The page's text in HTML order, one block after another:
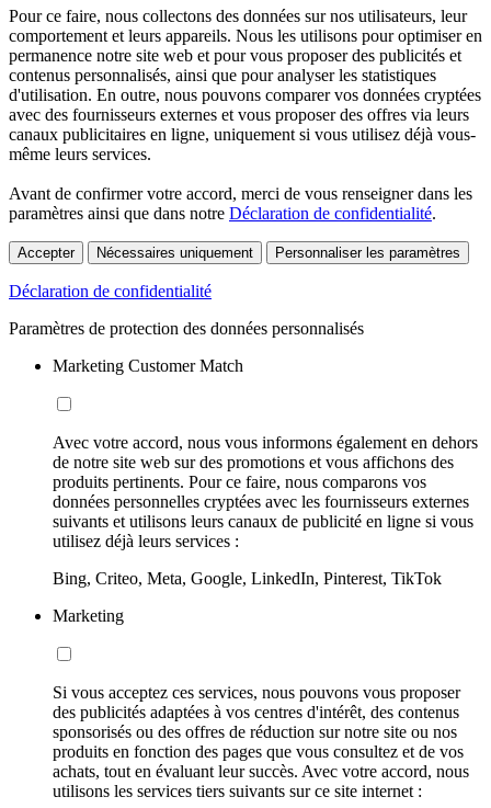
Pour ce faire, nous collectons des données sur nos utilisateurs, leur
comportement et leurs appareils. Nous les utilisons pour optimiser en
permanence notre site web et pour vous proposer des publicités et
contenus personnalisés, ainsi que pour analyser les statistiques
d'utilisation. En outre, nous pouvons comparer vos données cryptées
avec des fournisseurs externes et vous proposer des offres via leurs
canaux publicitaires en ligne, uniquement si vous utilisez déjà vous-
même leurs services.
Avant de confirmer votre accord, merci de vous renseigner dans les
paramètres ainsi que dans notre Déclaration de confidentialité.
Accepter Nécessaires uniquement Personnaliser les paramètres
Déclaration de confidentialité
Paramètres de protection des données personnalisés
Marketing Customer Match
Avec votre accord, nous vous informons également en dehors
de notre site web sur des promotions et vous affichons des
produits pertinents. Pour ce faire, nous comparons vos
données personnelles cryptées avec les fournisseurs externes
suivants et utilisons leurs canaux de publicité en ligne si vous
utilisez déjà leurs services :
Bing, Criteo, Meta, Google, LinkedIn, Pinterest, TikTok
Marketing
Si vous acceptez ces services, nous pouvons vous proposer
des publicités adaptées à vos centres d'intérêt, des contenus
sponsorisés ou des offres de réduction sur notre site ou nos
produits en fonction des pages que vous consultez et de vos
achats, tout en évaluant leur succès. Avec votre accord, nous
utilisons les services tiers suivants sur ce site internet :